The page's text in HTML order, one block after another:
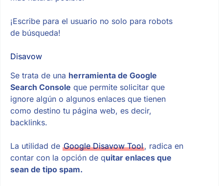
¡Escribe para el usuario no solo para robots
de búsqueda!
Disavow
Se trata de una herramienta de Google
Search Console que permite solicitar que
ignore algún o algunos enlaces que tienen
como destino tu página web, es decir,
backlinks.
La utilidad de Google Disavow Tool, radica en
contar con la opción de quitar enlaces que
sean de tipo spam.